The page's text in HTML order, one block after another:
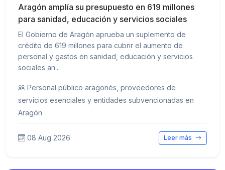
Aragón amplía su presupuesto en 619 millones
para sanidad, educación y servicios sociales
El Gobierno de Aragón aprueba un suplemento de
crédito de 619 millones para cubrir el aumento de
personal y gastos en sanidad, educación y servicios
sociales an...
Personal público aragonés, proveedores de
servicios esenciales y entidades subvencionadas en
Aragón
08 Aug 2026 Leer más